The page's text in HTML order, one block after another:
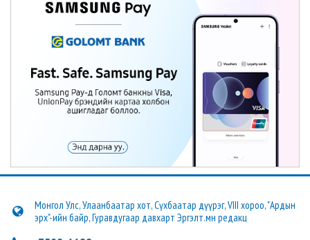
Монгол Улс, Улаанбаатар хот, Сүхбаатар дүүрэг, VIII хороо, "Ардын
эрх"-ийн байр, Гуравдугаар давхарт Эргэлт.мн редакц